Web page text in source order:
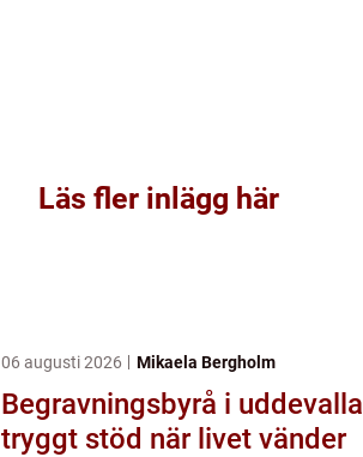
Läs fler inlägg här
06 augusti 2026 Mikaela Bergholm
Begravningsbyrå i uddevalla
tryggt stöd när livet vänder